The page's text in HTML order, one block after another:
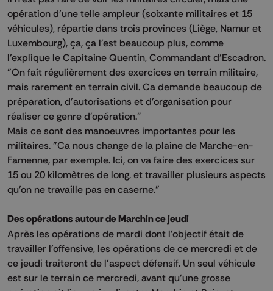
opération d'une telle ampleur (soixante militaires et 15
véhicules), répartie dans trois provinces (Liège, Namur et
Luxembourg), ça, ça l'est beaucoup plus, comme
l'explique le Capitaine Quentin, Commandant d'Escadron.
"On fait régulièrement des exercices en terrain militaire,
mais rarement en terrain civil. Ca demande beaucoup de
préparation, d'autorisations et d'organisation pour
réaliser ce genre d'opération."
Mais ce sont des manoeuvres importantes pour les
militaires. "Ca nous change de la plaine de Marche-en-
Famenne, par exemple. Ici, on va faire des exercices sur
15 ou 20 kilomètres de long, et travailler plusieurs aspects
qu'on ne travaille pas en caserne."
Des opérations autour de Marchin ce jeudi
Après les opérations de mardi dont l'objectif était de
travailler l'offensive, les opérations de ce mercredi et de
ce jeudi traiteront de l'aspect défensif. Un seul véhicule
est sur le terrain ce mercredi, avant qu'une grosse